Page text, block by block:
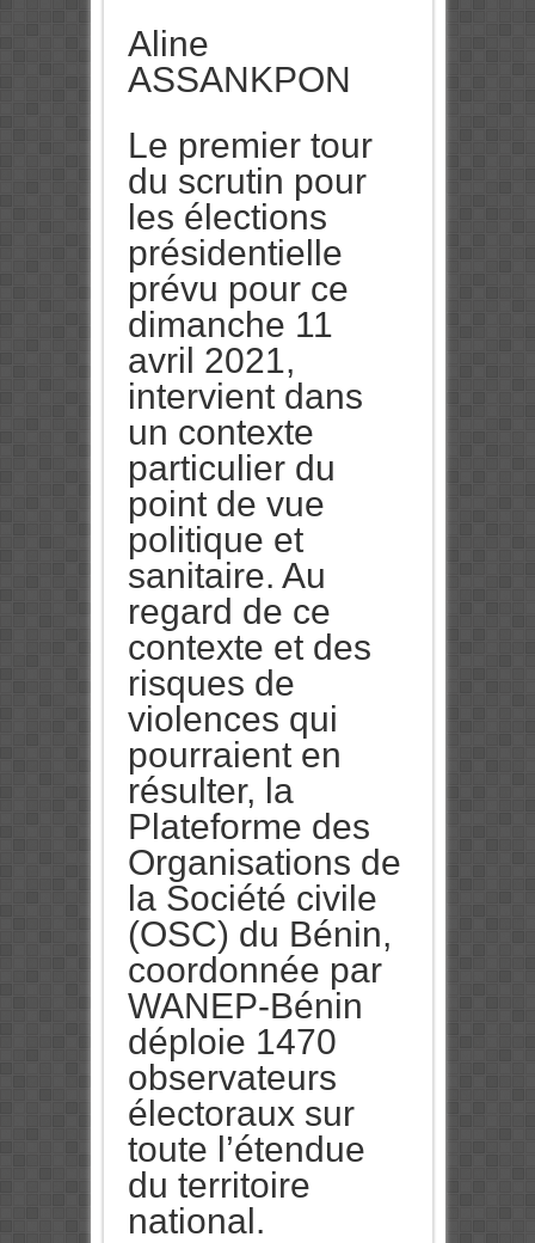
Aline
ASSANKPON
Le premier tour
du scrutin pour
les élections
présidentielle
prévu pour ce
dimanche 11
avril 2021,
intervient dans
un contexte
particulier du
point de vue
politique et
sanitaire. Au
regard de ce
contexte et des
risques de
violences qui
pourraient en
résulter, la
Plateforme des
Organisations de
la Société civile
(OSC) du Bénin,
coordonnée par
WANEP-Bénin
déploie 1470
observateurs
électoraux sur
toute l’étendue
du territoire
national.